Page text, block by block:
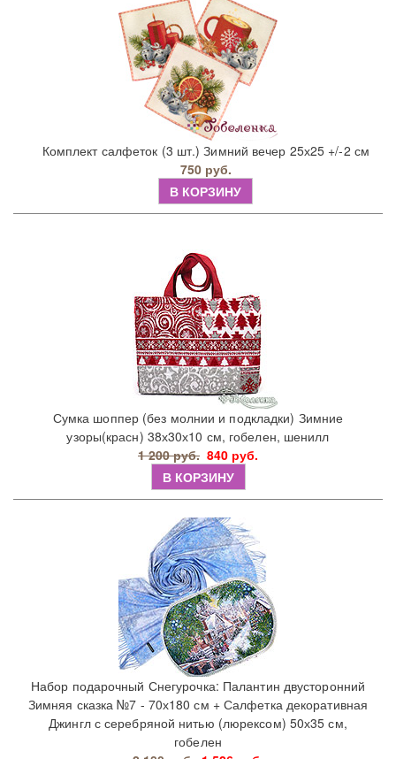
Комплект салфеток (3 шт.) Зимний вечер 25х25 +/-2 см
750 руб.
В КОРЗИНУ
Сумка шоппер (без молнии и подкладки) Зимние
узоры(красн) 38х30х10 см, гобелен, шенилл
1 200 руб. 840 руб.
В КОРЗИНУ
Набор подарочный Снегурочка: Палантин двусторонний
Зимняя сказка №7 - 70х180 см + Салфетка декоративная
Джингл с серебряной нитью (люрексом) 50х35 см,
гобелен